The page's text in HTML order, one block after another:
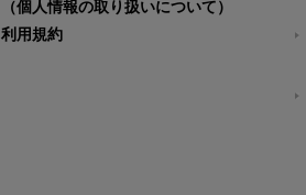
（個人情報の取り扱いについて）
利用規約